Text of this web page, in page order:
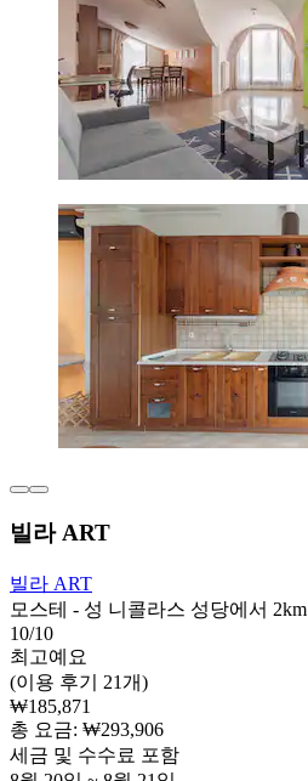
빌라 ART
빌라 ART
모스테 - 성 니콜라스 성당에서 2km
10/10
최고예요
(이용 후기 21개)
₩185,871
총 요금: ₩293,906
세금 및 수수료 포함